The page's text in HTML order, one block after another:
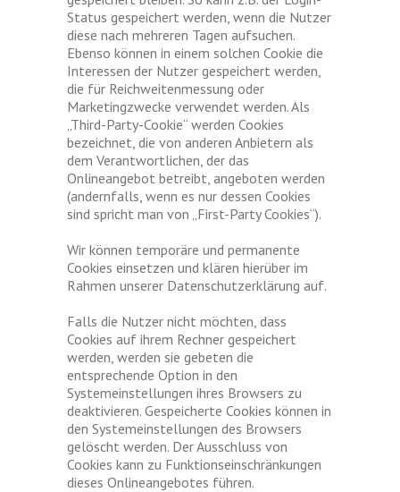
Status gespeichert werden, wenn die Nutzer
diese nach mehreren Tagen aufsuchen.
Ebenso können in einem solchen Cookie die
Interessen der Nutzer gespeichert werden,
die für Reichweitenmessung oder
Marketingzwecke verwendet werden. Als
„Third-Party-Cookie“ werden Cookies
bezeichnet, die von anderen Anbietern als
dem Verantwortlichen, der das
Onlineangebot betreibt, angeboten werden
(andernfalls, wenn es nur dessen Cookies
sind spricht man von „First-Party Cookies“).
Wir können temporäre und permanente
Cookies einsetzen und klären hierüber im
Rahmen unserer Datenschutzerklärung auf.
Falls die Nutzer nicht möchten, dass
Cookies auf ihrem Rechner gespeichert
werden, werden sie gebeten die
entsprechende Option in den
Systemeinstellungen ihres Browsers zu
deaktivieren. Gespeicherte Cookies können in
den Systemeinstellungen des Browsers
gelöscht werden. Der Ausschluss von
Cookies kann zu Funktionseinschränkungen
dieses Onlineangebotes führen.